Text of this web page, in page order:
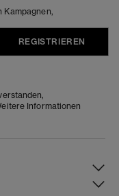
Kampagnen,
REGISTRIEREN
Informationen